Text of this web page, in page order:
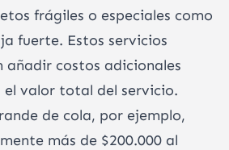
frágiles o especiales como
fuerte. Estos servicios
añadir costos adicionales
valor total del servicio.
de cola, por ejemplo,
más de $200.000 al